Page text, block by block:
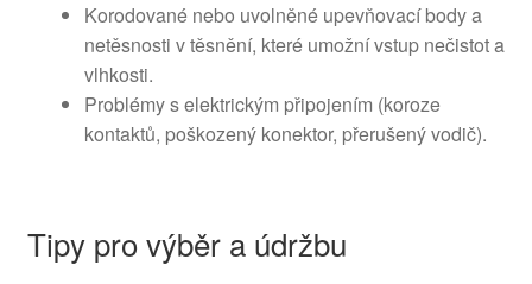
Korodované nebo uvolněné upevňovací body a
netěsnosti v těsnění, které umožní vstup nečistot a
vlhkosti.
Problémy s elektrickým připojením (koroze
kontaktů, poškozený konektor, přerušený vodič).
Tipy pro výběr a údržbu